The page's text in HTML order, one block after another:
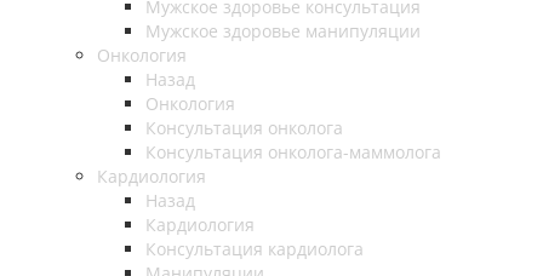
Мужское здоровье консультация
Мужское здоровье манипуляции
Онкология
Назад
Онкология
Консультация онколога
Консультация онколога-маммолога
Кардиология
Назад
Кардиология
Консультация кардиолога